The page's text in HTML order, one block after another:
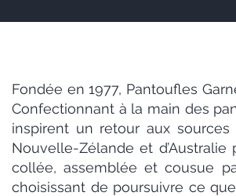
Fondée en 1977, Pantoufles
Confectionnant à la main des
inspirent un retour aux
Nouvelle-Zélande et
collée, assemblée et cousue
choisissant de poursuivre ce